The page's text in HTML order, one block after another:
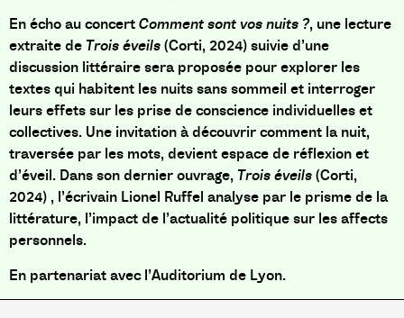
En écho au concertComment sont vos nuits ?, une lecture
extraite de Trois éveils(Corti, 2024) suivie d’une
discussion littéraire sera proposée pour explorer les
textes qui habitent les nuits sans sommeil et interroger
leurs effets sur les prise de conscience individuelles et
collectives. Une invitation à découvrir comment la nuit,
traversée par les mots, devient espace de réflexion et
d’éveil. Dans son dernier ouvrage, Trois éveils(Corti,
2024) , l’écrivain Lionel Ruffel analyse par le prisme de la
littérature, l’impact de l’actualité politique sur les affects
personnels.
En partenariat avec l’Auditorium de Lyon.